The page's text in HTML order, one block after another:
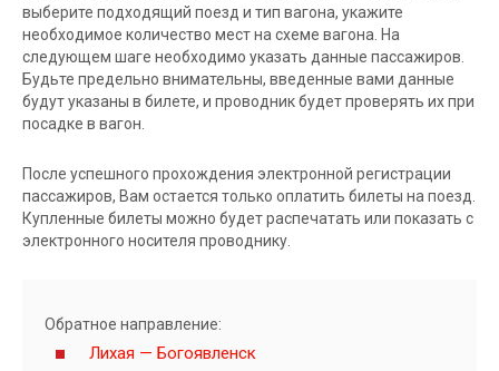
выберите подходящий поезд и тип вагона, укажите
необходимое количество мест на схеме вагона. На
следующем шаге необходимо указать данные пассажиров.
Будьте предельно внимательны, введенные вами данные
будут указаны в билете, и проводник будет проверять их при
посадке в вагон.
После успешного прохождения электронной регистрации
пассажиров, Вам остается только оплатить билеты на поезд.
Купленные билеты можно будет распечатать или показать с
электронного носителя проводнику.
Обратное направление:
Лихая — Богоявленск